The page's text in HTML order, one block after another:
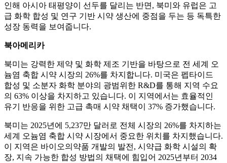
인해 아시아 태평양이 선두를 달리는 반면, 북미와 유럽은 고
급 화학 합성 및 연구 기반 시약 생산에 중점을 두는 등 독특한
성장 동력을 보여줍니다.
북아메리카
북미는 강력한 제약 및 화학 제조 기반을 바탕으로 전 세계 오
늄염 축합 시약 시장의 26%를 차지합니다. 미국은 펩타이드
합성 및 소분자 화학 분야의 광범위한 R&D를 통해 지역 수요
의 63% 이상을 차지하고 있습니다. 이 지역에서는 효율적인
유기 반응을 위한 고급 촉매 시약 채택이 37% 증가했습니다.
북미는 2025년에 5,237만 달러로 전체 시장의 26%를 차지하는
세계 오늄염 축합 시약 시장에서 중요한 위치를 차지했습니다.
이 지역은 바이오의약품 개발의 발전, 시약급 화학 시설의 확
장, 지속 가능한 합성 방법의 채택에 힘입어 2025년부터 2034